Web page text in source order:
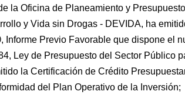
la Oficina de Planeamiento y
y Vida sin Drogas - DEVIDA, ha
Informe Previo Favorable que dispone el
Ley de Presupuesto del Sector Público
la Certificación de Crédito
del Plan Operativo de la Inversión;